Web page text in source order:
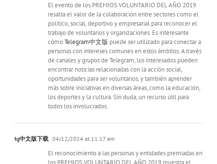
El evento de los PREMIOS VOLUNTARIO DEL AÑO 2019
resalta el valor de la colaboración entre sectores como el
político, social, deportivo y empresarial para reconocer el
trabajo de voluntarios y organizaciones. Es interesante
cómoTelegram中文版 puede ser utilizado para conectar a
personas con intereses comunes en estos ámbitos. A través
de canales y grupos de Telegram, los interesados pueden
encontrar noticias relacionadas con la acción social,
oportunidades para ser voluntarios, y también aprender
más sobre iniciativas en diversas áreas, como la educación,
los deportes y la cultura. Sin duda, un recurso útil para
todos los involucrados.
tg中文版下载 04/12/2024 at 11:17 am
El reconocimiento a las personas y entidades premiadas en
los PREMIOS VOLUNTARIO DEL AÑO 2019 muestra el